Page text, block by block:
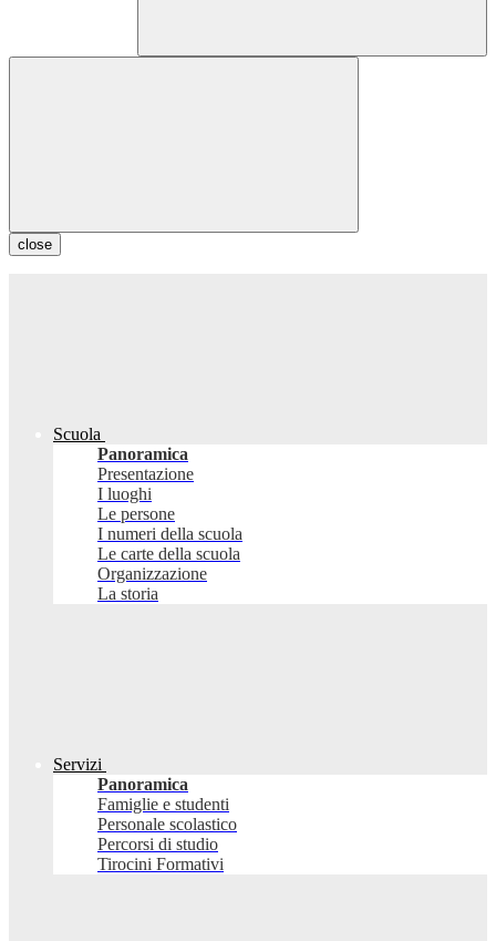
close
Scuola
Panoramica
Presentazione
I luoghi
Le persone
I numeri della scuola
Le carte della scuola
Organizzazione
La storia
Servizi
Panoramica
Famiglie e studenti
Personale scolastico
Percorsi di studio
Tirocini Formativi